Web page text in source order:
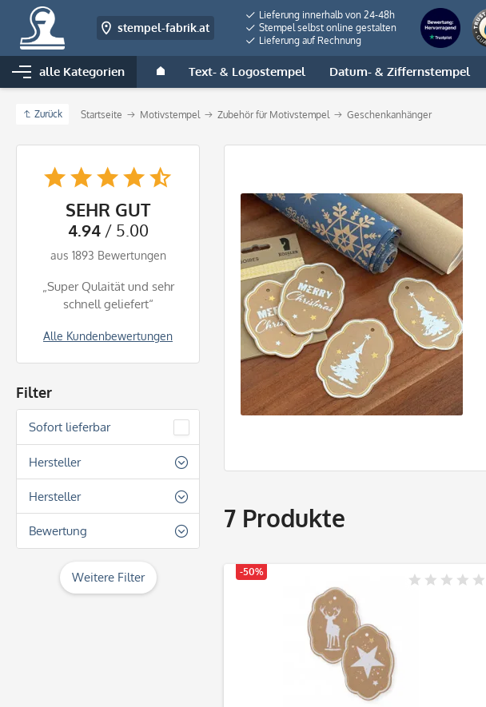
stempel-fabrik.at
Lieferung innerhalb von 24-48h
Stempel selbst online gestalten
Lieferung auf Rechnung
alle Kategorien Text- & Logostempel Datum- & Ziffernstempel
Zurück Startseite Motivstempel Zubehör für Motivstempel Geschenkanhänger
SEHR GUT
4.94/ 5.00
aus 1893 Bewertungen
Alle Kundenbewertungen
„Super Qulaität und sehr
schnell geliefert“
Filter
Sofort lieferbar
Hersteller
Rössler
Hersteller
Rössler
Bewertung
& mehr
Weitere Filter
7 Produkte
-50%